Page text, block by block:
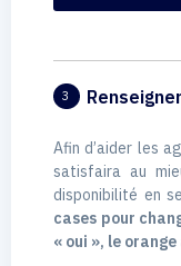
3
Afin d’aider les
satisfaira au
disponibilité en
cases pour
« oui », le